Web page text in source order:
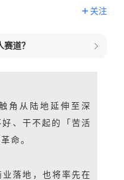
关注
道？
角从陆地延伸至深
、干不起的
「 苦活
命。
业落地，也将率先在